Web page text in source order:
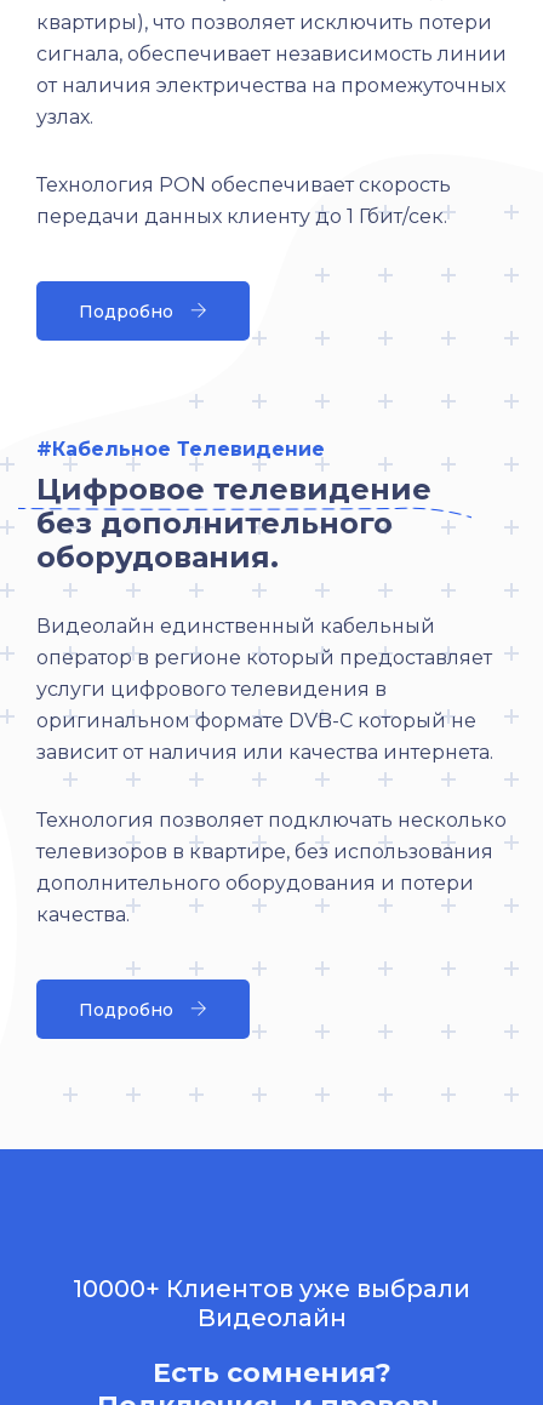
квартиры), что позволяет исключить потери
сигнала, обеспечивает независимость линии
от наличия электричества на промежуточных
узлах.
Технология PON обеспечивает скорость
передачи данных клиенту до 1 Гбит/сек.
Подробно
#Кабельное Телевидение
Цифровое телевидение
без дополнительного
оборудования.
Видеолайн единственный кабельный
оператор в регионе который предоставляет
услуги цифрового телевидения в
оригинальном формате DVB-C который не
зависит от наличия или качества интернета.
Технология позволяет подключать несколько
телевизоров в квартире, без использования
дополнительного оборудования и потери
качества.
Подробно
10000+ Клиентов уже выбрали
Видеолайн
Есть сомнения?